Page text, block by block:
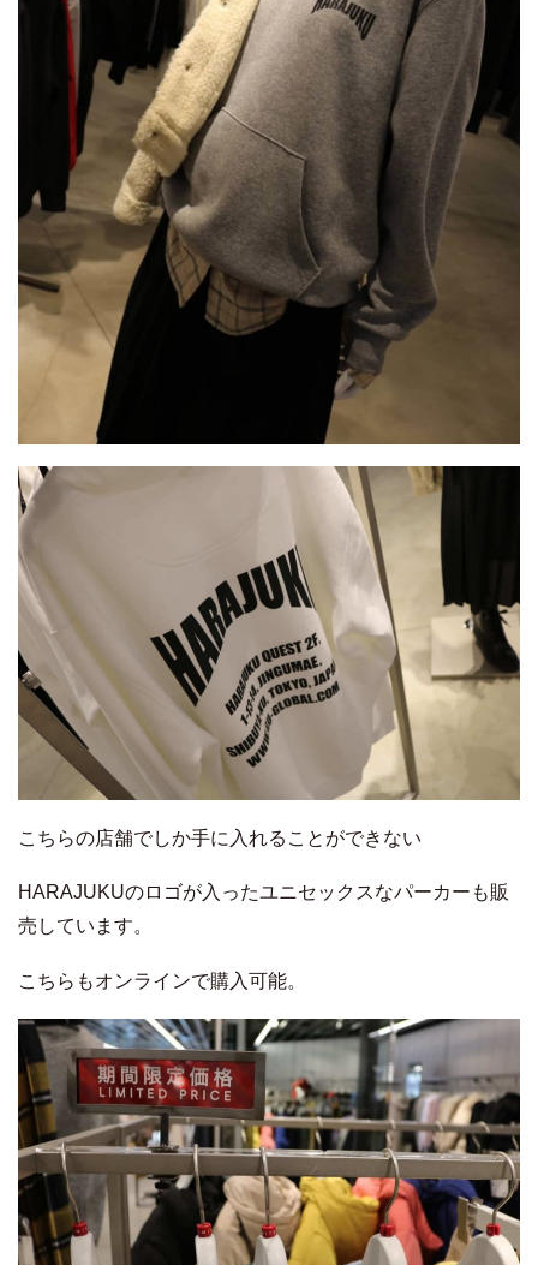
こちらの店舗でしか手に入れることができない
HARAJUKUのロゴが入ったユニセックスなパーカーも販
売しています。
こちらもオンラインで購入可能。